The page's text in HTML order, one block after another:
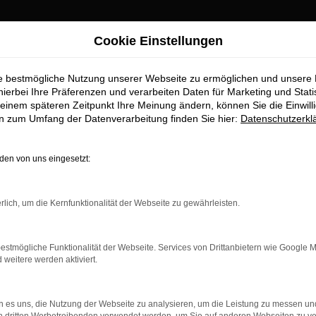
für
Pfaffenhofen erhalten Sie im
für exzellente Audi RS5 Gebrauchtwagen Fahrzeuge für
zu präsentieren, die höchste Standards in
geht. Erfahren Sie mehr über unsere beeindruckende Audi
Cookie Einstellungen
bestmögliche Nutzung unserer Webseite zu ermöglichen und unsere
Ihre Präferenzen und verarbeiten Daten für Marketing und
späteren Zeitpunkt Ihre Meinung ändern, können Sie die
zum Umfang der Datenverarbeitung finden Sie hier:
von uns eingesetzt:
um die Kernfunktionalität der Webseite zu gewährleisten.
Funktionalität der Webseite. Services von Drittanbietern wie Google
weitere werden aktiviert.
es uns, die Nutzung der Webseite zu analysieren, um die Leistung zu messen